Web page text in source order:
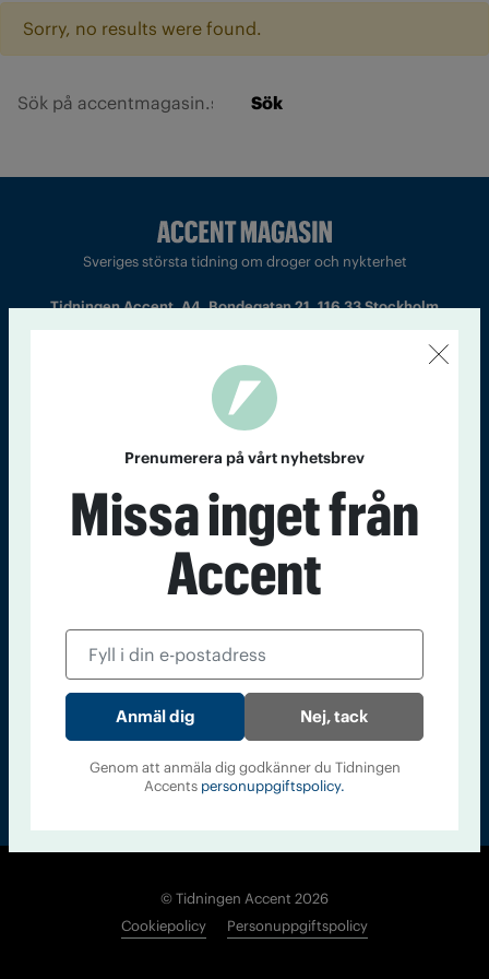
Sorry, no results were found.
Sök
Sveriges största tidning om droger och nykterhet
Tidningen Accent, A4, Bondegatan 21, 116 33 Stockholm
Chefredaktör och ansvarig utgivare: Barbro Janson Lundkvist,
barbro@a4.se.
Kontakt Om Tidningen Tidningsarkiv In English
Läs tidigare
Accent
© Tidningen Accent 2026
Cookiepolicy
Personuppgiftspolicy
Prenumerera på vårt nyhetsbrev
Missa inget från
Accent
Nej, tack
Genom att anmäla dig godkänner du Tidningen
Accents personuppgiftspolicy.